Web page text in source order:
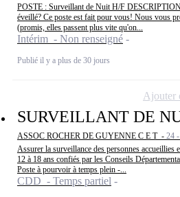
POSTE : Surveillant de Nuit H/F
éveillé? Ce poste est fait pour vous! Nous vous
(promis, elles passent plus vite qu'on...
Intérim - Non renseigné
Publié il y a plus de 30 jours
SURVEILLANT DE
ASSOC ROCHER DE GUYENNE C E T - 24
Assurer la surveillance des personnes accueillies
12 à 18 ans confiés par les Conseils
Poste à pourvoir à temps plein -...
CDD - Temps partiel
Ajouter